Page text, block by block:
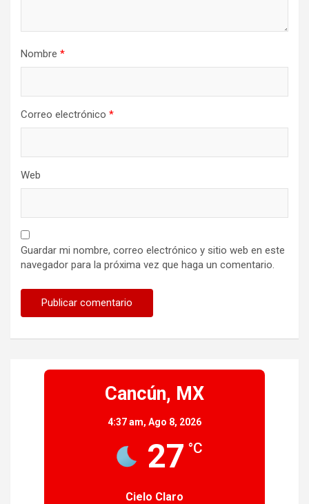
Nombre *
Correo electrónico *
Web
Guardar mi nombre, correo electrónico y sitio web en este
navegador para la próxima vez que haga un comentario.
Cancún, MX
4:37 am, Ago 8, 2026
27 °C
Cielo Claro